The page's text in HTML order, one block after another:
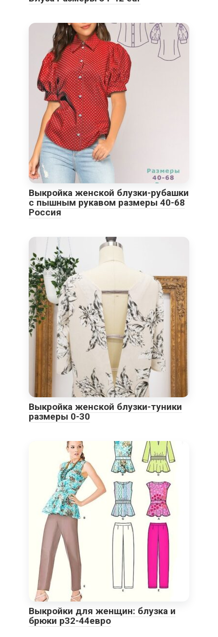
Выкройка женской блузки-рубашки
с пышным рукавом размеры 40-68
Россия
Выкройка женской блузки-туники
размеры 0-30
Выкройки для женщин: блузка и
брюки р32-44евро